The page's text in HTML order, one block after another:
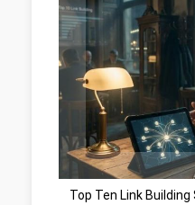
Top Ten Link